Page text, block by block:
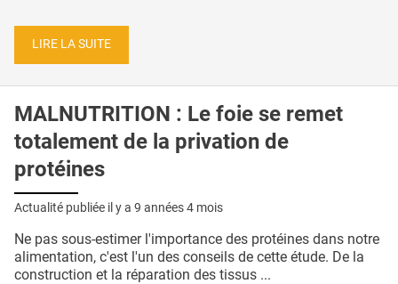
LIRE LA SUITE
MALNUTRITION : Le foie se remet
totalement de la privation de
protéines
Actualité publiée il y a 9 années 4 mois
Ne pas sous-estimer l'importance des protéines dans notre
alimentation, c'est l'un des conseils de cette étude. De la
construction et la réparation des tissus ...